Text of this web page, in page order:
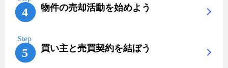
物件の売却活動を始めよう
買い主と売買契約を結ぼう